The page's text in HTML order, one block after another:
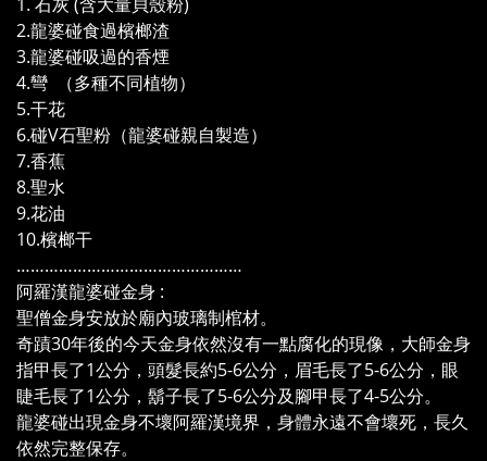
2.龍婆碰食過檳榔渣
3.龍婆碰吸過的香煙
4.彎 （多種不同植物）
5.干花
6.碰V石聖粉（龍婆碰親自製造）
7.香蕉
8.聖水
9.花油
10.檳榔干
…………………………………………
阿羅漢龍婆碰金身 :
聖僧金身安放於廟內玻璃制棺材。
奇蹟30年後的今天金身依然沒有一點腐化的現像，大師金身
指甲長了1公分，頭髮長約5-6公分，眉毛長了5-6公分，眼
睫毛長了1公分，鬍子長了5-6公分及腳甲長了4-5公分。
龍婆碰出現金身不壞阿羅漢境界，身體永遠不會壞死，長久
依然完整保存。